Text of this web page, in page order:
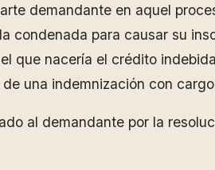
demandante en aquel
condenada para causar su
que nacería el crédito
una indemnización con
al demandante por la